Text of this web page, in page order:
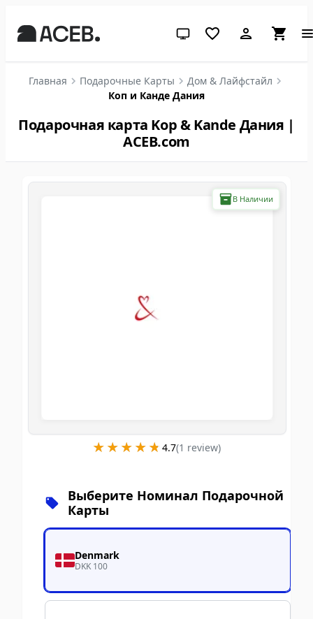
Системная тема (нажмите
Главная Подарочные Карты
Дом & Лайфстайл
Коп и Канде Дания
Подарочная карта Kop & Kande Дания |
ACEB.com
В Наличии
★★★★★
★★★★★ 4.7(1 review)
Выберите Номинал Подарочной
Карты
Denmark
DKK 100